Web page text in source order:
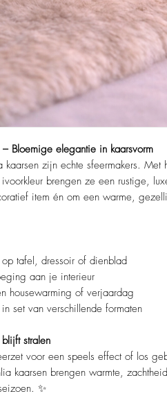
– Bloemige elegantie in kaarsvorm
zijn echte sfeermakers. Met
brengen ze een rustige,
item én om een warme,
tafel, dressoir of dienblad
aan je interieur
housewarming of verjaardag
set van verschillende formaten
stralen
voor een speels effect of los
kaarsen brengen warmte,
✨